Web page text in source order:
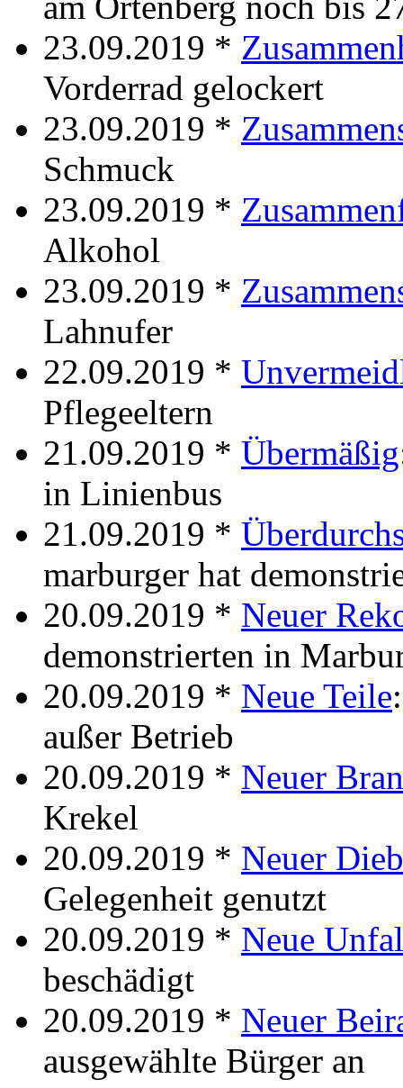
23.09.2019 *
Vorderrad gelockert
23.09.2019 *
Schmuck
23.09.2019 *
Alkohol
23.09.2019 *
Lahnufer
22.09.2019 *
Pflegeeltern
21.09.2019 * Übermäßig
in Linienbus
21.09.2019 *
marburger hat
20.09.2019 * Neuer
demonstrierten in
20.09.2019 * Neue Teile
außer Betrieb
20.09.2019 * Neuer
Krekel
20.09.2019 * Neuer
Gelegenheit genutzt
20.09.2019 * Neue
beschädigt
20.09.2019 * Neuer
ausgewählte Bürger an